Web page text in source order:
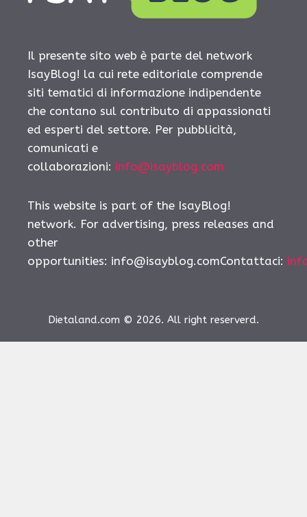
Il presente sito web è parte del network
IsayBlog! la cui rete editoriale comprende
siti tematici di informazione indipendente
che contano sul contributo di appassionati
ed esperti del settore. Per pubblicità,
comunicati e
collaborazioni: info@isayblog.com
This website is part of the IsayBlog!
network. For advertising, press releases and
other
opportunities: info@isayblog.comContattaci:
Dietaland.com © 2026. All right reserverd.